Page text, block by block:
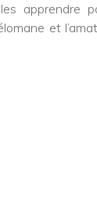
apprendre
et
des rois de Dana-